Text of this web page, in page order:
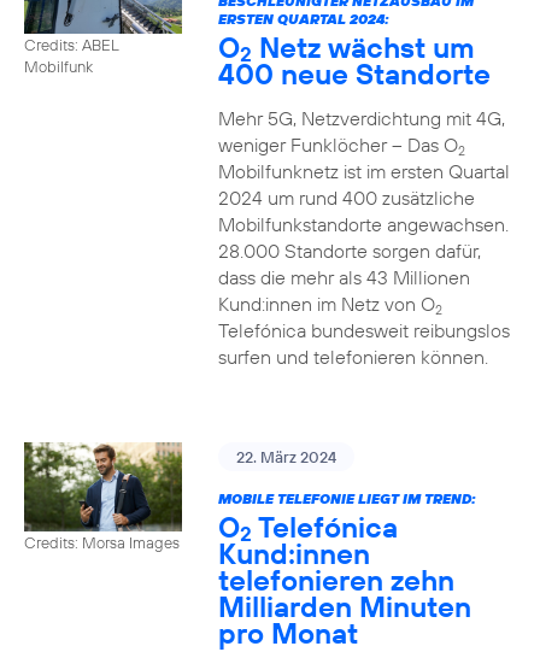
Credits: ABEL
Mobilfunk
ERSTEN QUARTAL 2024:
O2 Netz wächst um
400 neue Standorte
Mehr 5G, Netzverdichtung mit 4G,
weniger Funklöcher – Das O2
Mobilfunknetz ist im ersten Quartal
2024 um rund 400 zusätzliche
Mobilfunkstandorte angewachsen.
28.000 Standorte sorgen dafür,
dass die mehr als 43 Millionen
Kund:innen im Netz von O2
Telefónica bundesweit reibungslos
surfen und telefonieren können.
Credits: Morsa Images
22. März 2024
MOBILE TELEFONIE LIEGT IM TREND:
O2 Telefónica
Kund:innen
telefonieren zehn
Milliarden Minuten
pro Monat